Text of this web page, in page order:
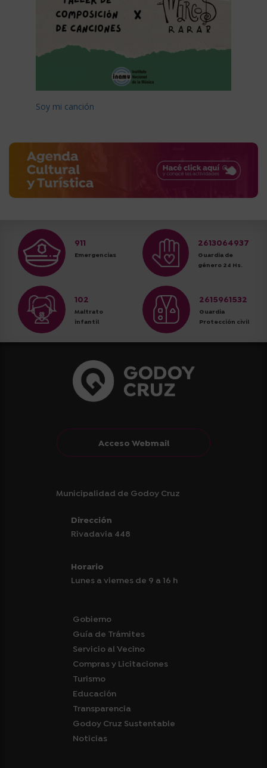
Soy mi canción
911
Emergencias
2613064937
Guardia de
género 24 Hs.
102
Maltrato
infantil
2615961532
Guardia
Protección civil
Acceso Webmail
Municipalidad de Godoy Cruz
Dirección
Rivadavia 448
Horario
Lunes a viernes de 9 a 16 h
Gobierno
Guía de Trámites
Servicio al Vecino
Compras y Licitaciones
Turismo
Educación
Transparencia
Godoy Cruz Sustentable
Noticias